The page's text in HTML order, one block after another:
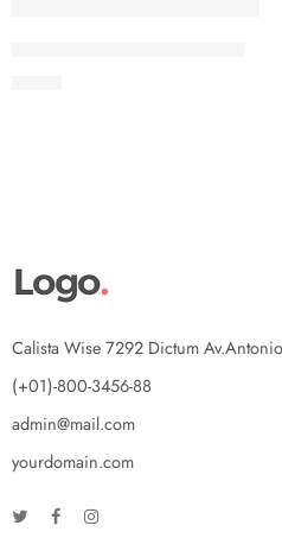
Calista Wise 7292 Dictum
(+01)-800-3456-88
admin@mail.com
yourdomain.com